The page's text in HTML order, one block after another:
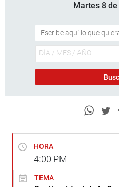
Martes 8
HORA
4:00 PM
TEMA